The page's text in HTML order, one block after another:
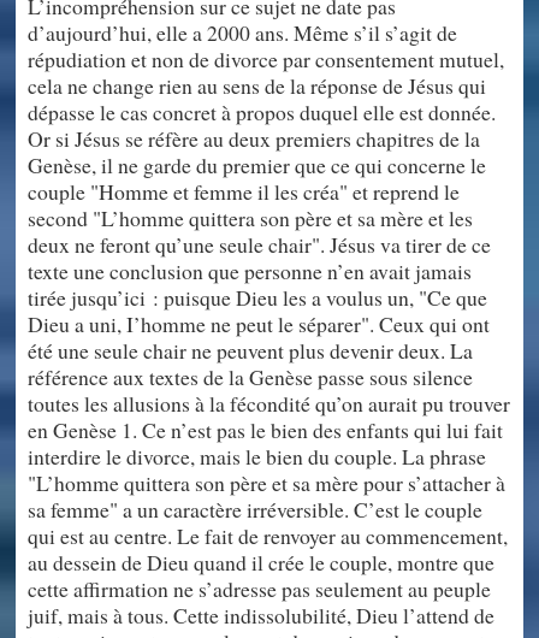
L’incompréhension sur ce sujet ne date pas
d’aujourd’hui, elle a 2000 ans. Même s’il s’agit de
répudiation et non de divorce par consentement mutuel,
cela ne change rien au sens de la réponse de Jésus qui
dépasse le cas concret à propos duquel elle est donnée.
Or si Jésus se réfère au deux premiers chapitres de la
Genèse, il ne garde du premier que ce qui concerne le
couple "Homme et femme il les créa" et reprend le
second "L’homme quittera son père et sa mère et les
deux ne feront qu’une seule chair". Jésus va tirer de ce
texte une conclusion que personne n’en avait jamais
tirée jusqu’ici : puisque Dieu les a voulus un, "Ce que
Dieu a uni, I’homme ne peut le séparer". Ceux qui ont
été une seule chair ne peuvent plus devenir deux. La
référence aux textes de la Genèse passe sous silence
toutes les allusions à la fécondité qu’on aurait pu trouver
en Genèse 1. Ce n’est pas le bien des enfants qui lui fait
interdire le divorce, mais le bien du couple. La phrase
"L’homme quittera son père et sa mère pour s’attacher à
sa femme" a un caractère irréversible. C’est le couple
qui est au centre. Le fait de renvoyer au commencement,
au dessein de Dieu quand il crée le couple, montre que
cette affirmation ne s’adresse pas seulement au peuple
juif, mais à tous. Cette indissolubilité, Dieu l’attend de